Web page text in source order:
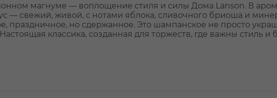
магнуме — воплощение стиля и силы Дома Lanson. В
— свежий, живой, с нотами яблока, сливочного бриоша и
праздничное, но сдержанное. Это шампанское не просто
классика, созданная для торжеств, где важны стиль и